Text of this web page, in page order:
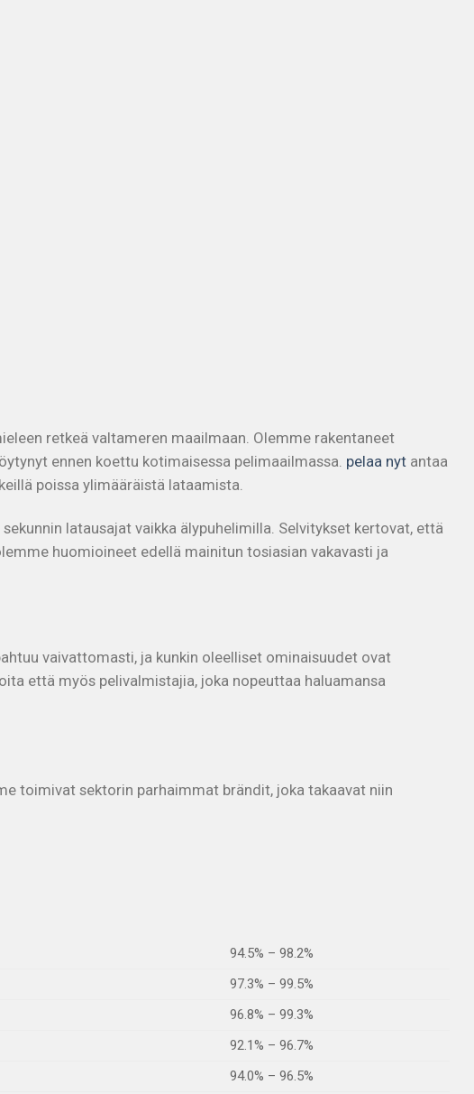
retkeä valtameren maailmaan. Olemme rakentaneet
ennen koettu kotimaisessa pelimaailmassa. pelaa nyt antaa
poissa ylimääräistä lataamista.
latausajat vaikka älypuhelimilla. Selvitykset kertovat, että
huomioineet edellä mainitun tosiasian vakavasti ja
vaivattomasti, ja kunkin oleelliset ominaisuudet ovat
että myös pelivalmistajia, joka nopeuttaa haluamansa
toimivat sektorin parhaimmat brändit, joka takaavat niin
94.5% – 98.2%
97.3% – 99.5%
96.8% – 99.3%
92.1% – 96.7%
94.0% – 96.5%